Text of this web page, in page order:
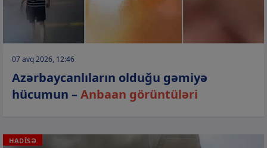
07 avq 2026, 12:46
Azərbaycanlıların olduğu gəmiyə
hücumun –Anbaan görüntüləri
HADİSƏ